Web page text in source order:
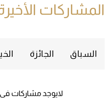
المشاركات
السباق الجائزة
لايوجد مشاركات